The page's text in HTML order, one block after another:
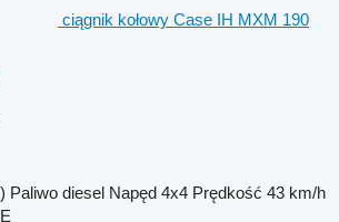
ciągnik kołowy Case IH MXM 190
Paliwo diesel Napęd 4x4 Prędkość 43 km/h